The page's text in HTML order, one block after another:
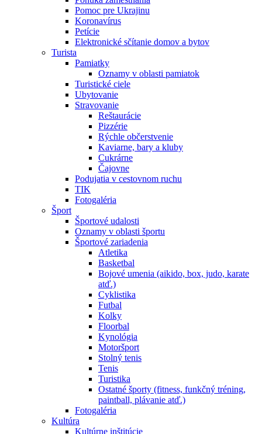
Pomoc pre Ukrajinu
Koronavírus
Petície
Elektronické sčítanie domov a bytov
Turista
Pamiatky
Oznamy v oblasti pamiatok
Turistické ciele
Ubytovanie
Stravovanie
Reštaurácie
Pizzérie
Rýchle občerstvenie
Kaviarne, bary a kluby
Cukrárne
Čajovne
Podujatia v cestovnom ruchu
TIK
Fotogaléria
Šport
Športové udalosti
Oznamy v oblasti športu
Športové zariadenia
Atletika
Basketbal
Bojové umenia (aikido, box, judo, karate
atď.)
Cyklistika
Futbal
Kolky
Floorbal
Kynológia
Motoršport
Stolný tenis
Tenis
Turistika
Ostatné športy (fitness, funkčný tréning,
paintball, plávanie atď.)
Fotogaléria
Kultúra
Kultúrne inštitúcie